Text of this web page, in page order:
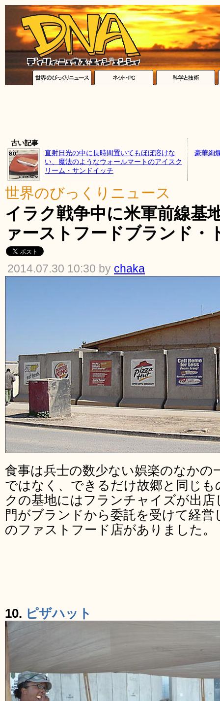
古い記事
直射日光の中に長時間置いてもほぼ溶けな
い、魔法のようなウォールマートのアイスク
リーム・サンドイッチ
豪華絢
世界のびっくりニュース
イラク戦争中に米軍前線基
ァーストフードブランド・
2014.07.30 10:30 by chaka
食事は兵士の数少ない娯楽のなかの
ではなく、できるだけ故郷と同じ
クの基地にはフランチャイズが出
門がブランドから委託を受けて経
のファストフード店がありました。
10. ピザハット